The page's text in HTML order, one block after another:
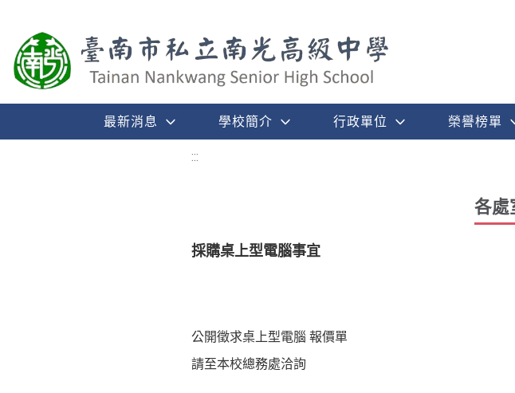
最新消息 學校簡介 行政單位 榮譽榜單
:::
各處
採購桌上型電腦事宜
公開徵求桌上型電腦 報價單
請至本校總務處洽詢